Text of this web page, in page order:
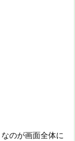
のが画面全体に